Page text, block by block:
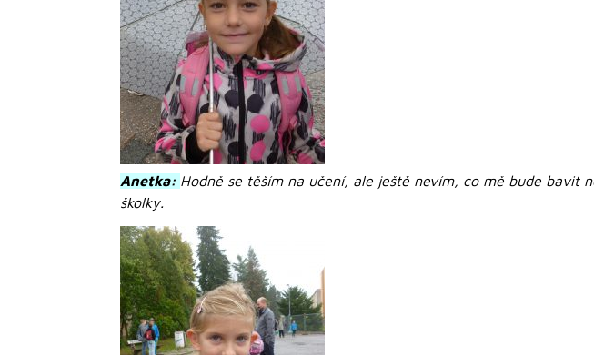
Anetka: Hodně se těším na učení, ale ještě nevím, co mě bude bavit
školky.